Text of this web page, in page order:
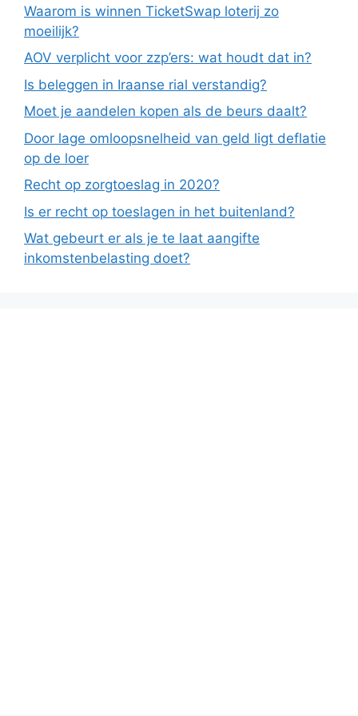
Waarom is winnen TicketSwap loterij zo
moeilijk?
AOV verplicht voor zzp’ers: wat houdt dat in?
Is beleggen in Iraanse rial verstandig?
Moet je aandelen kopen als de beurs daalt?
Door lage omloopsnelheid van geld ligt deflatie
op de loer
Recht op zorgtoeslag in 2020?
Is er recht op toeslagen in het buitenland?
Wat gebeurt er als je te laat aangifte
inkomstenbelasting doet?